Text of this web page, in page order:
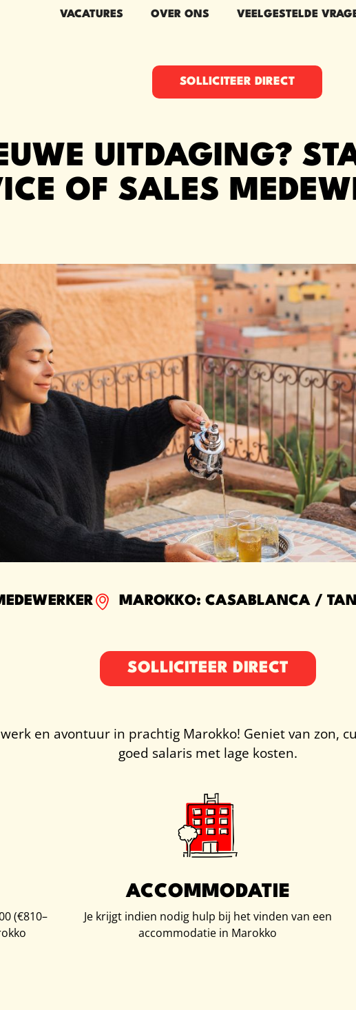
VACATURES OVER ONS VEELGESTELDE
SOLLICITEER DIRECT
UITDAGING?
OF SALES
MAROKKO: CASABLANCA /
SOLLICITEER DIRECT
en avontuur in prachtig Marokko! Geniet van zon,
goed salaris met lage kosten.
(€810–
ACCOMMODATIE
Je krijgt indien nodig hulp bij het vinden van een
accommodatie in Marokko